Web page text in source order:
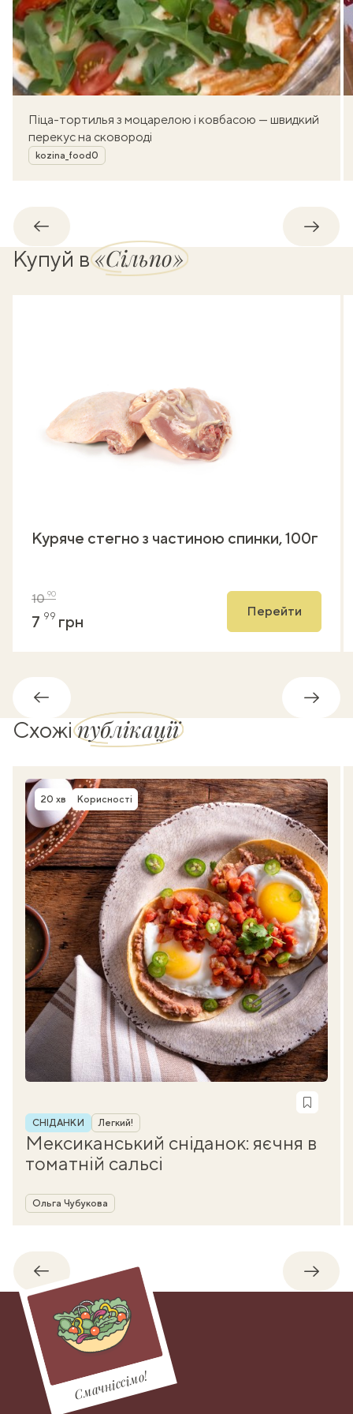
Піца-тортилья з моцарелою і ковбасою — швидкий
перекус на сковороді
Автор
kozina_food0
Назад
Купуй в«Сільпо»
Куряче стегно з частиною спинки, 100г
1090
7 99 грн
Перейти
Назад
Схожіпублікації
Час приготування
20 хв Корисності
Рубрика
СНІДАНКИ Легкий!
Мексиканський сніданок: яєчня в
томатній сальсі
Автор
Ольга Чубукова
Назад
Смачніссімо!